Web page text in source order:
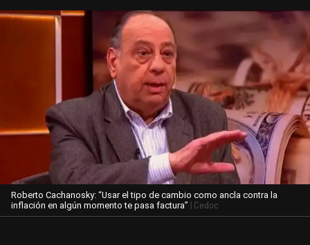
Roberto Cachanosky: “Usar el tipo de cambio como ancla contra la
inflación en algún momento te pasa factura” | Cedoc